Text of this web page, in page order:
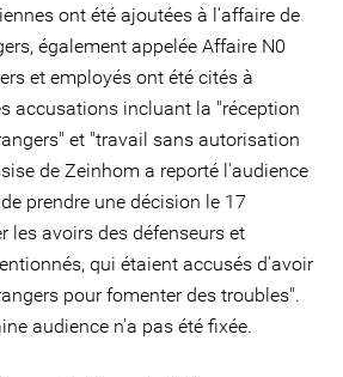
ont été ajoutées à l'affaire de
également appelée Affaire N0
et employés ont été cités à
accusations incluant la "réception
et "travail sans autorisation
de Zeinhom a reporté l'audience
prendre une décision le 17
les avoirs des défenseurs et
qui étaient accusés d'avoir
pour fomenter des troubles".
audience n'a pas été fixée.